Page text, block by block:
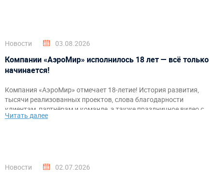
Новости 03.08.2026
Компании «АэроМир» исполнилось 18 лет — всё только
начинается!
Компания «АэроМир» отмечает 18-летие! История развития,
тысячи реализованных проектов, слова благодарности
клиентам, партнёрам и команде, а также праздничное видео с
самыми яркими моментами за годы работы.
Читать далее
Новости 02.07.2026